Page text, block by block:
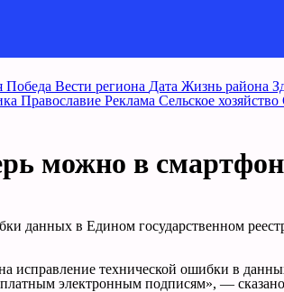
Победа Вести региона Дата Жизнь района
Православие Реклама Сельское хозяйство
можно в
данных в Едином государственном
на исправление технической ошибки в
электронным подписям», —